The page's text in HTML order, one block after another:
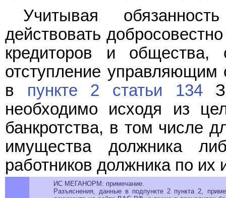
Учитывая
действовать
кредиторов и общества,
отступление управляющим
в пункте 2 статьи 134
необходимо исходя из
банкротства, в том числе
имущества должника
работников должника по их
ИС МЕГАНОРМ: примечание.
Разъяснения, данные в подпункте 2 пункта 2,